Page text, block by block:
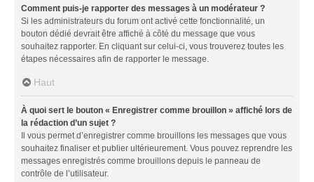
Comment puis-je rapporter des messages à un modérateur ?
Si les administrateurs du forum ont activé cette fonctionnalité, un
bouton dédié devrait être affiché à côté du message que vous
souhaitez rapporter. En cliquant sur celui-ci, vous trouverez toutes les
étapes nécessaires afin de rapporter le message.
Haut
À quoi sert le bouton « Enregistrer comme brouillon » affiché lors de
la rédaction d’un sujet ?
Il vous permet d’enregistrer comme brouillons les messages que vous
souhaitez finaliser et publier ultérieurement. Vous pouvez reprendre les
messages enregistrés comme brouillons depuis le panneau de
contrôle de l’utilisateur.